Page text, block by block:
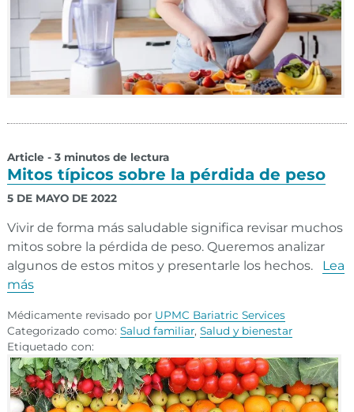
Article - 3 minutos de lectura
Mitos típicos sobre la pérdida de peso
5 DE MAYO DE 2022
Vivir de forma más saludable significa revisar muchos
mitos sobre la pérdida de peso. Queremos analizar
algunos de estos mitos y presentarle los hechos.
Lea
más
Médicamente revisado por UPMC Bariatric Services
Categorizado como: Salud familiar, Salud y bienestar
Etiquetado con: